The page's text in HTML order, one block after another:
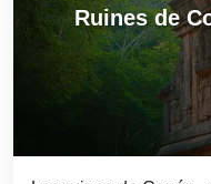
Ruines de